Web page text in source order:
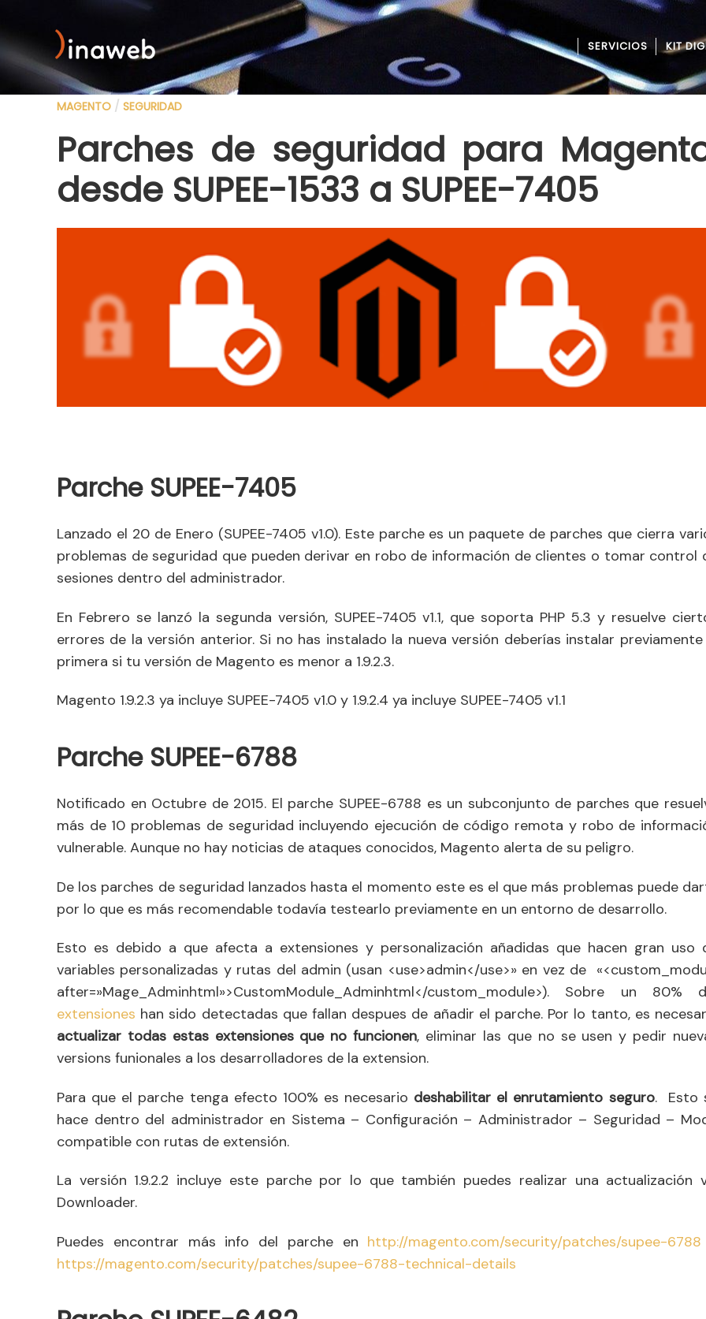
SERVICIOS KIT
MAGENTO / SEGURIDAD
Parches de seguridad para
desde SUPEE-1533 a SUPEE-7405
Parche SUPEE-7405
Lanzado el 20 de Enero (SUPEE-7405 v1.0). Este parche es un paquete de parches que cierra
problemas de seguridad que pueden derivar en robo de información de clientes o tomar control
sesiones dentro del administrador.
En Febrero se lanzó la segunda versión, SUPEE-7405 v1.1, que soporta PHP 5.3 y resuelve
errores de la versión anterior. Si no has instalado la nueva versión deberías instalar previamente
primera si tu versión de Magento es menor a 1.9.2.3.
Magento 1.9.2.3 ya incluye SUPEE-7405 v1.0 y 1.9.2.4 ya incluye SUPEE-7405 v1.1
Parche SUPEE-6788
Notificado en Octubre de 2015. El parche SUPEE-6788 es un subconjunto de parches que
más de 10 problemas de seguridad incluyendo ejecución de código remota y robo de
vulnerable. Aunque no hay noticias de ataques conocidos, Magento alerta de su peligro.
De los parches de seguridad lanzados hasta el momento este es el que más problemas puede
por lo que es más recomendable todavía testearlo previamente en un entorno de desarrollo.
Esto es debido a que afecta a extensiones y personalización añadidas que hacen gran uso
variables personalizadas y rutas del admin (usan <use>admin</use>» en vez de
after=»Mage_Adminhtml»>CustomModule_Adminhtml</custom_module>). Sobre un 80%
extensiones han sido detectadas que fallan despues de añadir el parche. Por lo tanto, es
actualizar todas estas extensiones que no funcionen, eliminar las que no se usen y pedir
versions funionales a los desarrolladores de la extension.
Para que el parche tenga efecto 100% es necesario deshabilitar el enrutamiento seguro. Esto
hace dentro del administrador en Sistema – Configuración – Administrador – Seguridad –
compatible con rutas de extensión.
La versión 1.9.2.2 incluye este parche por lo que también puedes realizar una actualización
Downloader.
Puedes encontrar más info del parche en http://magento.com/security/patches/supee-6788
https://magento.com/security/patches/supee-6788-technical-details